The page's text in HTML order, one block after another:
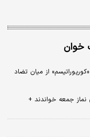
خوان
از میان تضاد
نماز جمعه خواندند +